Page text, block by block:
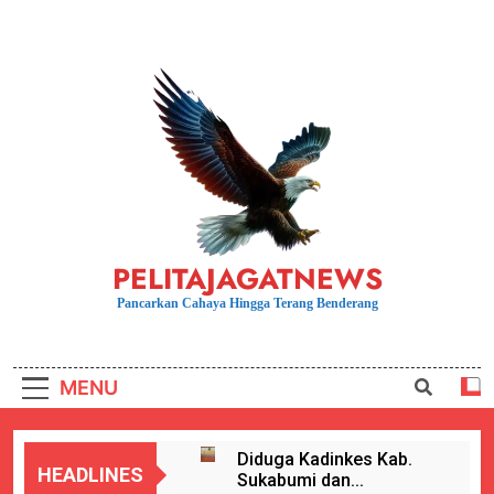
PELITAJAGATNEWS
Pancarkan Cahaya Hingga Terang Benderang
MENU
HEADLINES
Diduga Kadinkes Kab.
Sukabumi dan